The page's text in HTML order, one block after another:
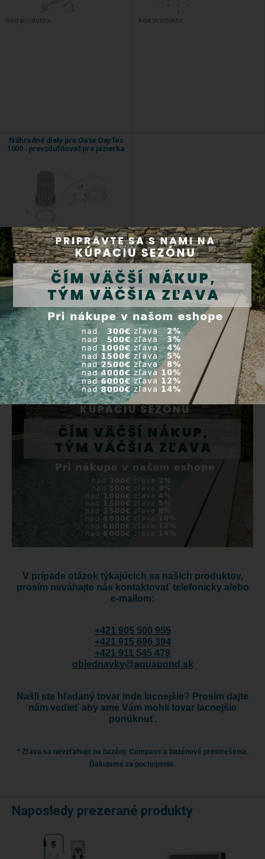
Kód produktu: Kód produktu:
Náhradné diely pre Oase OxyTex
1000 - prevzdušňovač pre jazierka
Kód produktu:
V prípade otázok týkajúcich sa našich produktov,
prosím neváhajte nás kontaktovať telefonicky alebo
e-mailom:
+421 905 500 955
+421 915 696 394
+421 911 545 479
objednavky@aquapond.sk
Našli ste hľadaný tovar inde lacnejšie? Prosím dajte
nám vedieť aby sme Vám mohli tovar lacnejšie
ponúknuť.
* Zľava sa nevzťahuje na bazény Compass a bazénové prestrešenia.
Ďakujeme za pochopenie.
Naposledy prezerané produkty